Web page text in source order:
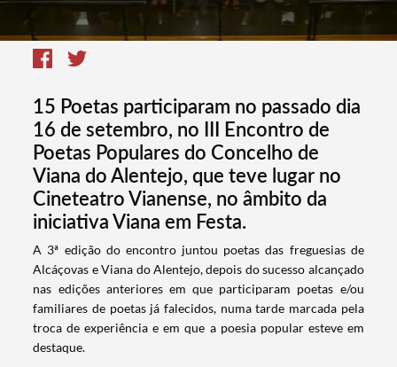
15 Poetas participaram no passado dia
16 de setembro, no III Encontro de
Poetas Populares do Concelho de
Viana do Alentejo, que teve lugar no
Cineteatro Vianense, no âmbito da
iniciativa Viana em Festa.
A 3ª edição do encontro juntou poetas das freguesias de
Alcáçovas e Viana do Alentejo, depois do sucesso alcançado
nas edições anteriores em que participaram poetas e/ou
familiares de poetas já falecidos, numa tarde marcada pela
troca de experiência e em que a poesia popular esteve em
destaque.